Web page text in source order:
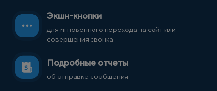
Экшн-кнопки
для мгновенного перехода на сайт или
совершения звонка
Подробные отчеты
об отправке сообщения